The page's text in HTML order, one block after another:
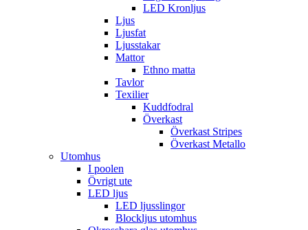
LED Kronljus
Ljus
Ljusfat
Ljusstakar
Mattor
Ethno matta
Tavlor
Texilier
Kuddfodral
Överkast
Överkast Stripes
Överkast Metallo
Utomhus
I poolen
Övrigt ute
LED ljus
LED ljusslingor
Blockljus utomhus